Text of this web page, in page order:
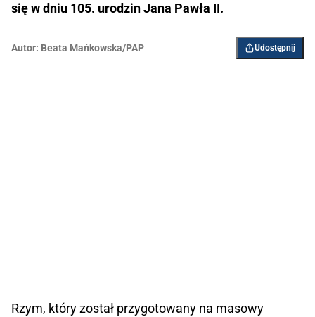
się w dniu 105. urodzin Jana Pawła II.
Autor: Beata Mańkowska/PAP Udostępnij
Rzym, który został przygotowany na masowy